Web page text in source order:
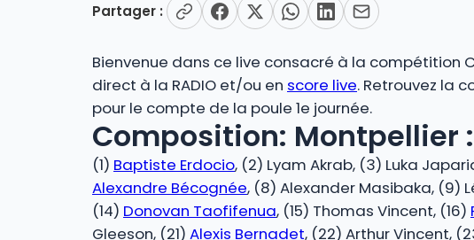
Partager :
Bienvenue dans ce live consacré à la compétition
direct à la RADIO et/ou en score live. Retrouvez la
pour le compte de la poule 1e journée.
Composition: Montpellier :
(1) Baptiste Erdocio, (2) Lyam Akrab, (3) Luka
Alexandre Bécognée, (8) Alexander Masibaka, (9)
(14) Donovan Taofifenua, (15) Thomas Vincent, (16)
Gleeson, (21) Alexis Bernadet, (22) Arthur Vincent,